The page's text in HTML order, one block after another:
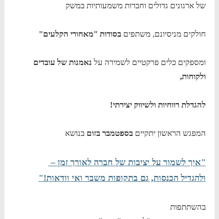
של ארגונים גדולים וחברות משמעותיות במשק
חולקים מניסיונם, משתפיםבסודות "מאחורי הקלעים"
ומספקים כלים פרקטיים לשמירה על נאמנות של עובדים
ולקוחות,
להגדלת רווחיות ולשיווק יצירתי!
המפגש הראשון יתקייםבספטמבר בזום בנושא
"איך לשמור על יציבות של חברה לאורך זמן –
ולהגדיל הכנסות, גם בתקופות משבר ואי וודאות!"
בהשתתפות